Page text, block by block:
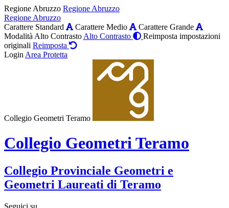
Regione Abruzzo Regione Abruzzo
Regione Abruzzo
Carattere Standard
Carattere Medio
Carattere Grande
Modalità Alto Contrasto Alto Contrasto
Reimposta impostazioni
originali Reimposta
Login Area Protetta
Collegio Geometri Teramo
Collegio Geometri Teramo
Collegio Provinciale Geometri e
Geometri Laureati di Teramo
Seguici su